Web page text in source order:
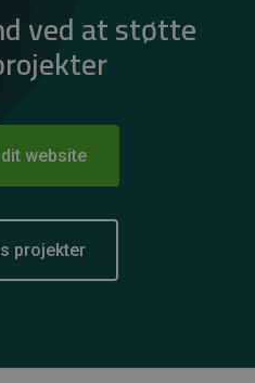
ved at støtte
website
projekter